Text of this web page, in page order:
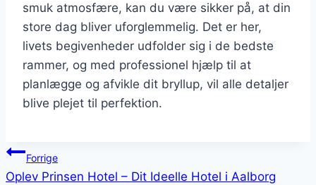
smuk atmosfære, kan du være sikker på, at din
store dag bliver uforglemmelig. Det er her,
livets begivenheder udfolder sig i de bedste
rammer, og med professionel hjælp til at
planlægge og afvikle dit bryllup, vil alle detaljer
blive plejet til perfektion.
Indlægsnavigation
Forrige
Oplev Prinsen Hotel – Dit Ideelle Hotel i Aalborg